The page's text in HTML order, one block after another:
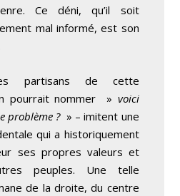
Ce déni, qu’il soit
mal informé, est son
partisans de cette
pourrait nommer » voici
problème ?» – imitent une
qui a historiquement
ses propres valeurs et
peuples. Une telle
de la droite, du centre